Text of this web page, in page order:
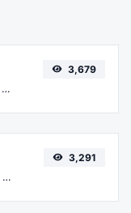
Ottieni tutti i dettagli possibili su un nome di dominio.
3,679
Aggiungi facilmente parametri UTM validi e genera un link tracciabile UTM.
3,291